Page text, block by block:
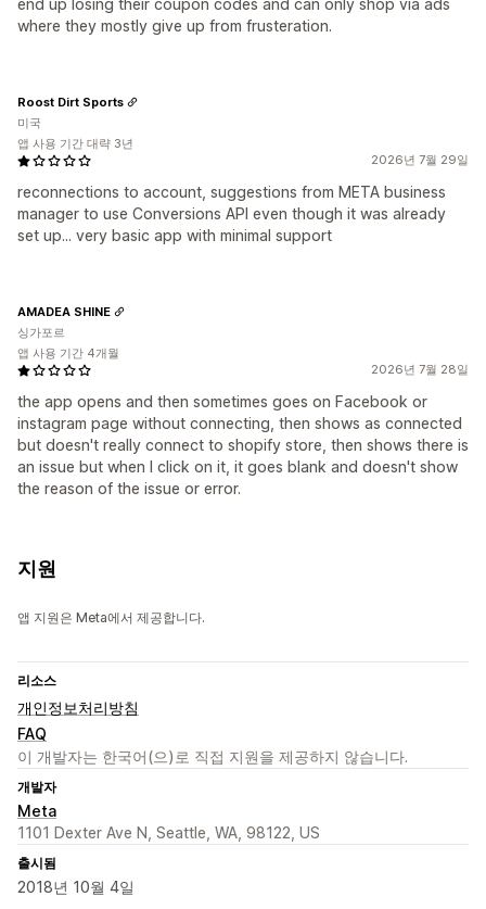
end up losing their coupon codes and can only shop via ads
where they mostly give up from frusteration.
2026년 7월 29일
reconnections to account, suggestions from META business
manager to use Conversions API even though it was already
set up... very basic app with minimal support
Roost Dirt Sports
미국
앱 사용 기간 대략 3년
2026년 7월 28일
the app opens and then sometimes goes on Facebook or
instagram page without connecting, then shows as connected
but doesn't really connect to shopify store, then shows there is
an issue but when I click on it, it goes blank and doesn't show
the reason of the issue or error.
AMADEA SHINE
싱가포르
앱 사용 기간 4개월
지원
앱 지원은 Meta에서 제공합니다.
리소스
개인정보처리방침
FAQ
이 개발자는 한국어(으)로 직접 지원을 제공하지 않습니다.
개발자
Meta
1101 Dexter Ave N, Seattle, WA, 98122, US
출시됨
2018년 10월 4일